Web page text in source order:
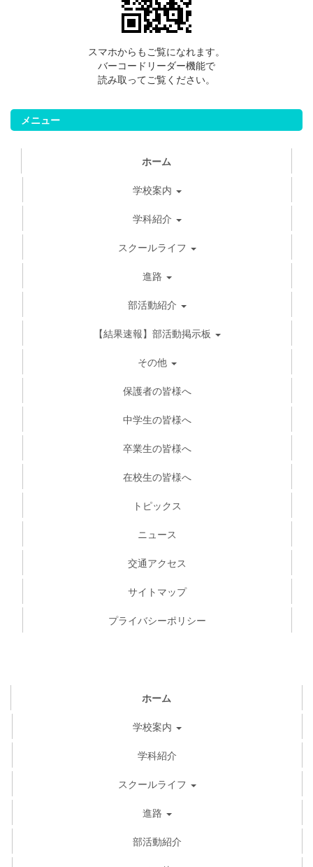
スマホからもご覧になれます。
バーコードリーダー機能で
読み取ってご覧ください。
メニュー
ホーム
学校案内
学科紹介
スクールライフ
進路
部活動紹介
【結果速報】部活動掲示板
その他
保護者の皆様へ
中学生の皆様へ
卒業生の皆様へ
在校生の皆様へ
トピックス
ニュース
交通アクセス
サイトマップ
プライバシーポリシー
ホーム
学校案内
学科紹介
スクールライフ
進路
部活動紹介